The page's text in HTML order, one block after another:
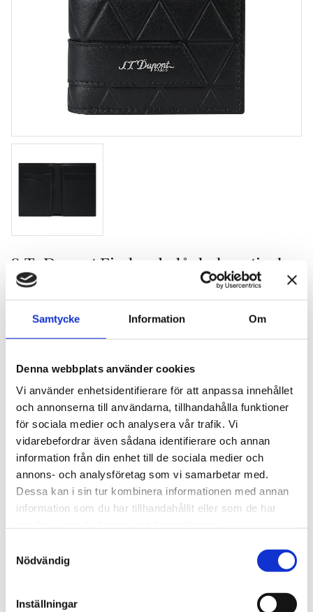
Samtycke Information Om
Denna webbplats använder cookies
Vi använder enhetsidentifierare för att anpassa innehållet
och annonserna till användarna, tillhandahålla funktioner
för sociala medier och analysera vår trafik. Vi
vidarebefordrar även sådana identifierare och annan
information från din enhet till de sociala medier och
annons- och analysföretag som vi samarbetar med.
Dessa kan i sin tur kombinera informationen med annan
information som du har tillhandahållit eller som de har
Nödvändig
Inställningar
S.T. Dupont Firehead plånbok vertical
Kortetui med plats för 4 kort
3 250kr
+
-
Lägg till
Lagerstatus
Tillverkare
S.T. Dupont
Visa alla produkter från S.T. Dupont
Om produkten
Denna plånbok är tillverkad av fullnarvat, präglat kalvläder